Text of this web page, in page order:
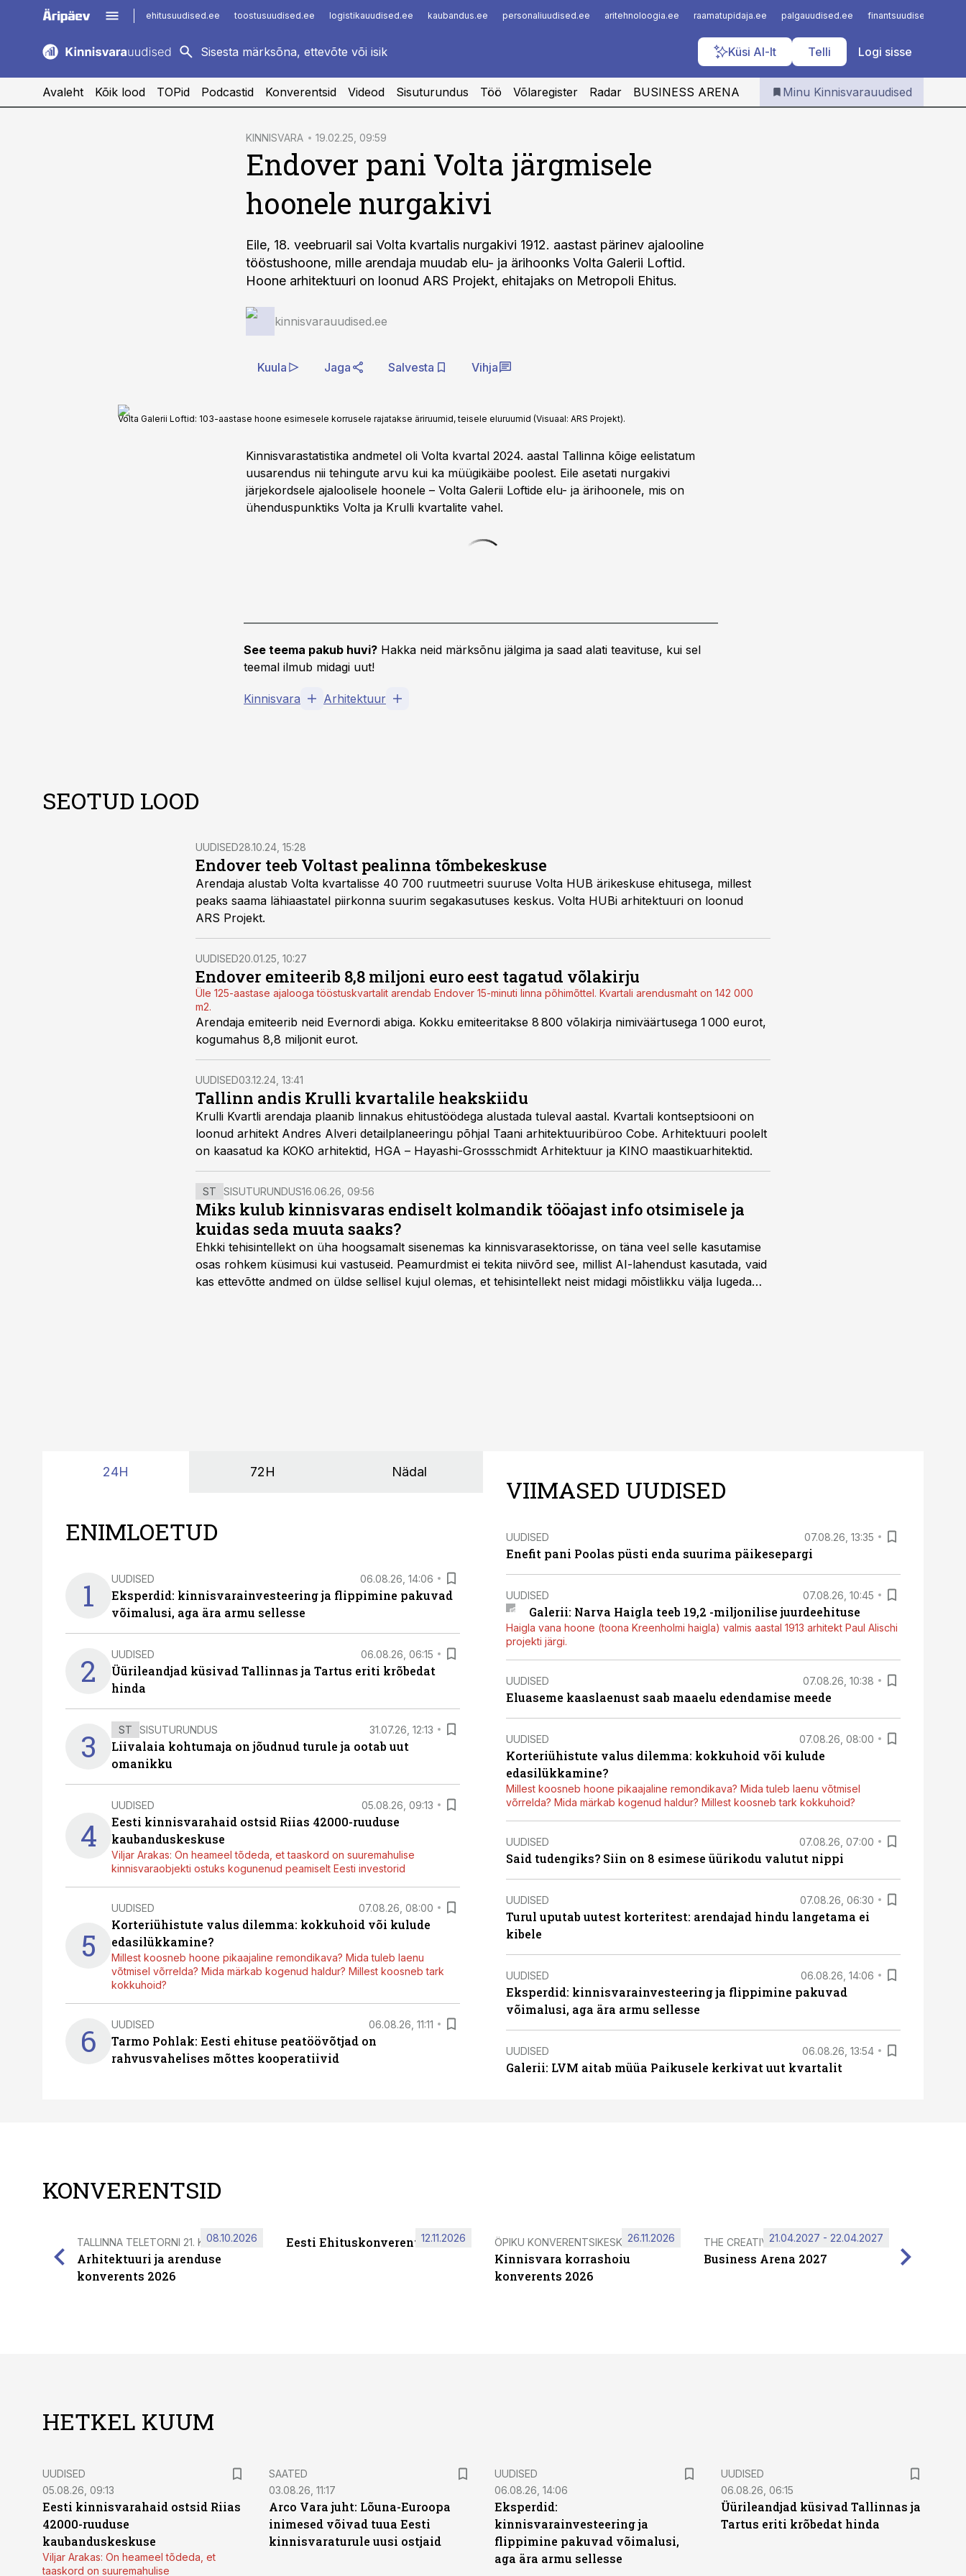
ehitusuudised.ee toostusuudised.ee logistikauudised.ee kaubandus.ee personaliuudised.ee aritehnoloogia.ee raamatupidaja.ee palgauudised.ee finantsuudised.ee
Küsi AI-lt Telli Logi sisse
kaubandus.ee
logistikauudised.ee
imelineajalugu.ee
Infopank
Iseteenindus
Telli Kinnisvarauudised
Avaleht Kõik lood TOPid Podcastid Konverentsid Videod Sisuturundus Töö Võlaregister Radar BUSINESS ARENA Minu Kinnisvarauudised
KINNISVARA 19.02.25, 09:59
Endover pani Volta järgmisele
hoonele nurgakivi
Eile, 18. veebruaril sai Volta kvartalis nurgakivi 1912. aastast pärinev ajalooline
tööstushoone, mille arendaja muudab elu- ja ärihoonks Volta Galerii Loftid.
Hoone arhitektuuri on loonud ARS Projekt, ehitajaks on Metropoli Ehitus.
kinnisvarauudised.ee
Kuula Jaga Salvesta Vihja
Volta Galerii Loftid: 103-aastase hoone esimesele korrusele rajatakse äriruumid, teisele eluruumid (Visuaal: ARS Projekt).
Kinnisvarastatistika andmetel oli Volta kvartal 2024. aastal Tallinna kõige eelistatum
uusarendus nii tehingute arvu kui ka müügikäibe poolest. Eile asetati nurgakivi
järjekordsele ajaloolisele hoonele – Volta Galerii Loftide elu- ja ärihoonele, mis on
ühenduspunktiks Volta ja Krulli kvartalite vahel.
See teema pakub huvi? Hakka neid märksõnu jälgima ja saad alati teavituse, kui sel
teemal ilmub midagi uut!
Kinnisvara Arhitektuur
SEOTUD LOOD
UUDISED28.10.24, 15:28
Endover teeb Voltast pealinna tõmbekeskuse
Arendaja alustab Volta kvartalisse 40 700 ruutmeetri suuruse Volta HUB ärikeskuse ehitusega, millest
peaks saama lähiaastatel piirkonna suurim segakasutuses keskus. Volta HUBi arhitektuuri on loonud
ARS Projekt.
UUDISED20.01.25, 10:27
Endover emiteerib 8,8 miljoni euro eest tagatud võlakirju
Üle 125-aastase ajalooga tööstuskvartalit arendab Endover 15-minuti linna põhimõttel. Kvartali arendusmaht on 142 000
m2.
Arendaja emiteerib neid Evernordi abiga. Kokku emiteeritakse 8 800 võlakirja nimiväärtusega 1 000 eurot,
kogumahus 8,8 miljonit eurot.
UUDISED03.12.24, 13:41
Tallinn andis Krulli kvartalile heakskiidu
Krulli Kvartli arendaja plaanib linnakus ehitustöödega alustada tuleval aastal. Kvartali kontseptsiooni on
loonud arhitekt Andres Alveri detailplaneeringu põhjal Taani arhitektuuribüroo Cobe. Arhitektuuri poolelt
on kaasatud ka KOKO arhitektid, HGA – Hayashi-Grossschmidt Arhitektuur ja KINO maastikuarhitektid.
ST SISUTURUNDUS16.06.26, 09:56
Miks kulub kinnisvaras endiselt kolmandik tööajast info otsimisele ja
kuidas seda muuta saaks?
Ehkki tehisintellekt on üha hoogsamalt sisenemas ka kinnisvarasektorisse, on täna veel selle kasutamise
osas rohkem küsimusi kui vastuseid. Peamurdmist ei tekita niivõrd see, millist AI-lahendust kasutada, vaid
kas ettevõtte andmed on üldse sellisel kujul olemas, et tehisintellekt neist midagi mõistlikku välja lugeda
24H 72H Nädal
ENIMLOETUD
1 UUDISED 06.08.26, 14:06
Eksperdid: kinnisvarainvesteering ja flippimine pakuvad
võimalusi, aga ära armu sellesse
2 UUDISED 06.08.26, 06:15
Üürileandjad küsivad Tallinnas ja Tartus eriti krõbedat
hinda
3 ST SISUTURUNDUS 31.07.26, 12:13
Liivalaia kohtumaja on jõudnud turule ja ootab uut
omanikku
4
UUDISED 05.08.26, 09:13
Eesti kinnisvarahaid ostsid Riias 42000-ruuduse
kaubanduskeskuse
Viljar Arakas: On heameel tõdeda, et taaskord on suuremahulise
kinnisvaraobjekti ostuks kogunenud peamiselt Eesti investorid
5
UUDISED 07.08.26, 08:00
Korteriühistute valus dilemma: kokkuhoid või kulude
edasilükkamine?
Millest koosneb hoone pikaajaline remondikava? Mida tuleb laenu
võtmisel võrrelda? Mida märkab kogenud haldur? Millest koosneb tark
kokkuhoid?
6 UUDISED 06.08.26, 11:11
Tarmo Pohlak: Eesti ehituse peatöövõtjad on
rahvusvahelises mõttes kooperatiivid
VIIMASED UUDISED
UUDISED 07.08.26, 13:35
Enefit pani Poolas püsti enda suurima päikesepargi
UUDISED 07.08.26, 10:45
Galerii: Narva Haigla teeb 19,2 -miljonilise juurdeehituse
Haigla vana hoone (toona Kreenholmi haigla) valmis aastal 1913 arhitekt Paul Alischi
projekti järgi.
UUDISED 07.08.26, 10:38
Eluaseme kaaslaenust saab maaelu edendamise meede
UUDISED 07.08.26, 08:00
Korteriühistute valus dilemma: kokkuhoid või kulude
edasilükkamine?
Millest koosneb hoone pikaajaline remondikava? Mida tuleb laenu võtmisel
võrrelda? Mida märkab kogenud haldur? Millest koosneb tark kokkuhoid?
UUDISED 07.08.26, 07:00
Said tudengiks? Siin on 8 esimese üürikodu valutut nippi
UUDISED 07.08.26, 06:30
Turul uputab uutest korteritest: arendajad hindu langetama ei
kibele
UUDISED 06.08.26, 14:06
Eksperdid: kinnisvarainvesteering ja flippimine pakuvad
võimalusi, aga ära armu sellesse
UUDISED 06.08.26, 13:54
Galerii: LVM aitab müüa Paikusele kerkivat uut kvartalit
KONVERENTSID
TALLINNA TELETORNI 21. KORRUSEL
Arhitektuuri ja arenduse
konverents 2026
08.10.2026 Eesti Ehituskonverents 2026
12.11.2026 ÖPIKU KONVERENTSIKESKUS
Kinnisvara korrashoiu
konverents 2026
26.11.2026 THE CREATIVE HUB
Business Arena 2027
21.04.2027 - 22.04.2027
HETKEL KUUM
UUDISED
05.08.26, 09:13
Eesti kinnisvarahaid ostsid Riias
42000-ruuduse
kaubanduskeskuse
Viljar Arakas: On heameel tõdeda, et
taaskord on suuremahulise
SAATED
03.08.26, 11:17
Arco Vara juht: Lõuna-Euroopa
inimesed võivad tuua Eesti
kinnisvaraturule uusi ostjaid
UUDISED
06.08.26, 14:06
Eksperdid:
kinnisvarainvesteering ja
flippimine pakuvad võimalusi,
aga ära armu sellesse
UUDISED
06.08.26, 06:15
Üürileandjad küsivad Tallinnas ja
Tartus eriti krõbedat hinda